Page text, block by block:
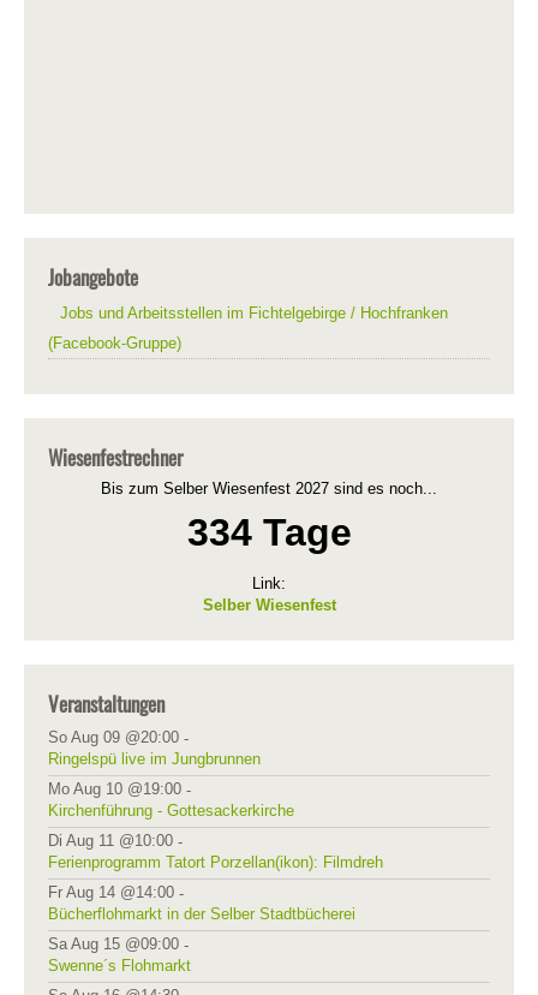
Jobangebote
Jobs und Arbeitsstellen im Fichtelgebirge / Hochfranken
(Facebook-Gruppe)
Wiesenfestrechner
Bis zum Selber Wiesenfest 2027 sind es noch...
334 Tage
Link:
Selber Wiesenfest
Veranstaltungen
So Aug 09 @20:00 -
Ringelspü live im Jungbrunnen
Mo Aug 10 @19:00 -
Kirchenführung - Gottesackerkirche
Di Aug 11 @10:00 -
Ferienprogramm Tatort Porzellan(ikon): Filmdreh
Fr Aug 14 @14:00 -
Bücherflohmarkt in der Selber Stadtbücherei
Sa Aug 15 @09:00 -
Swenne´s Flohmarkt